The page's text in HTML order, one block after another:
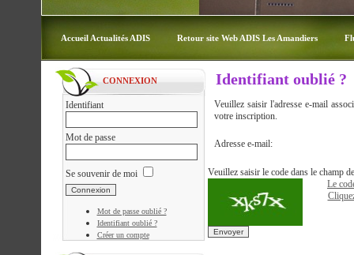
Accueil Actualités ADIS Retour site Web ADIS Les Amandiers
CONNEXION
Identifiant
Mot de passe
Se souvenir de moi
Mot de passe oublié ?
Identifiant oublié ?
Créer un compte
Identifiant oublié ?
Veuillez saisir l'adresse e-mail
votre inscription.
Adresse e-mail:
Veuillez saisir le code dans le champ
Le
Envoyer